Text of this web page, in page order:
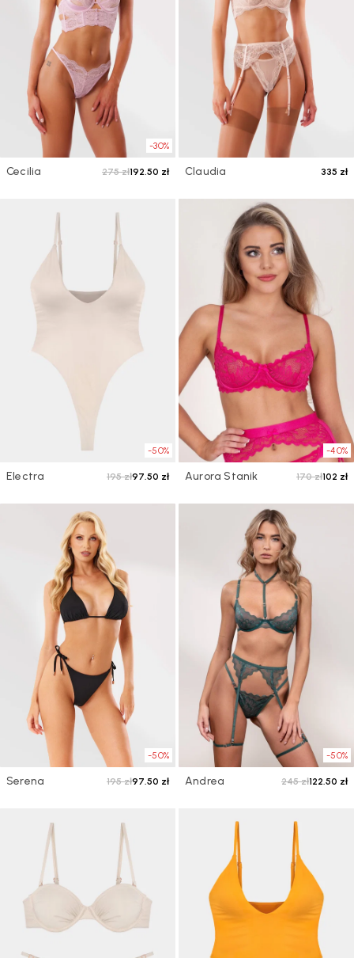
-30%
Cecilia 275 zł192.50 zł Claudia 335 zł
-50%
Electra 195 zł97.50 zł
-40%
Aurora Stanik 170 zł102 zł
-50%
Serena 195 zł97.50 zł
-50%
Andrea 245 zł122.50 zł